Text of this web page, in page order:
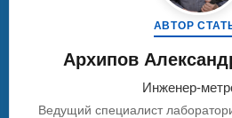
АВТОР
Архипов
Инженер-
Ведущий специалист